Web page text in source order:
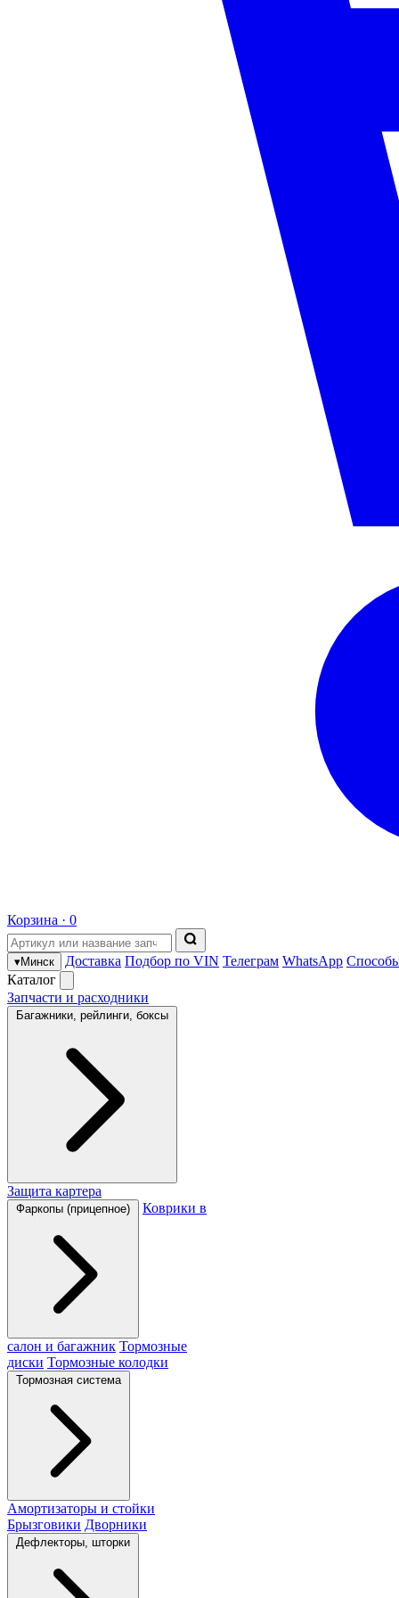
Корзина · 0
▾Минск Доставка Подбор по VIN Телеграм WhatsApp
Каталог
Запчасти и расходники
Багажники, рейлинги, боксы
Защита картера
Фаркопы (прицепное) Коврики в
салон и багажник Тормозные
диски Тормозные колодки
Тормозная система
Амортизаторы и стойки
Брызговики Дворники
Дефлекторы, шторки